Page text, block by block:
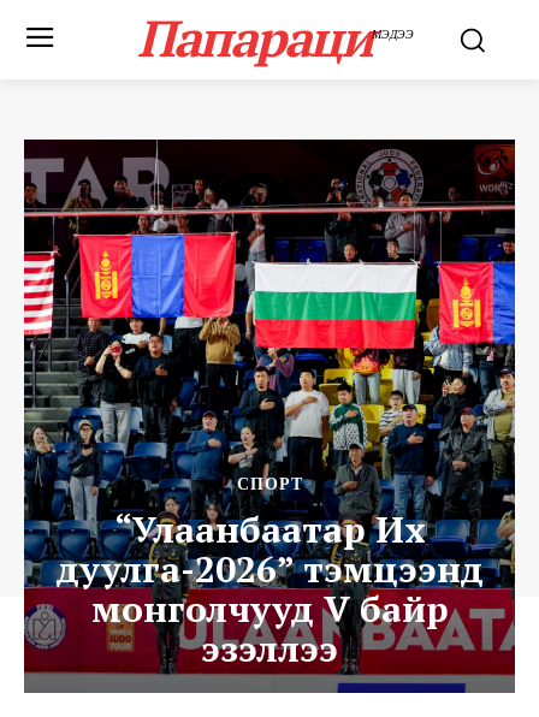
ПапарациМЭДЭЭ
СПОРТ
“Улаанбаатар Их
дуулга-2026” тэмцээнд
монголчууд V байр
эзэллээ